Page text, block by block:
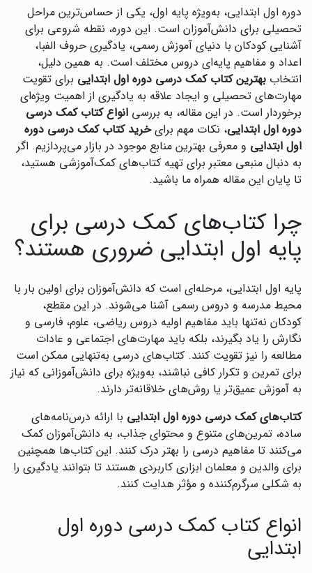
دوره اول ابتدایی، به‌ویژه پایه اول، یکی از حساس‌ترین مراحل
تحصیلی برای دانش‌آموزان است. این دوره، نقطه شروعی برای
آشنایی کودکان با دنیای آموزش رسمی، یادگیری حروف الفبا،
اعداد و مفاهیم پایه‌ای دروس مختلف است. به همین دلیل،
انتخاب بهترین کتاب کمک درسی دوره اول ابتدایی برای تقویت
مهارت‌های تحصیلی و ایجاد علاقه به یادگیری از اهمیت ویژه‌ای
برخوردار است. در این مقاله، به بررسی انواع کتاب کمک درسی
دوره اول ابتدایی، نکات مهم برایخرید کتاب کمک درسی دوره
اول ابتدایی و معرفی بهترین منابع موجود در بازار می‌پردازیم. اگر
به دنبال منبعی معتبر برای تهیه کتاب‌های کمک‌آموزشی هستید،
تا پایان این مقاله همراه ما باشید.
چرا کتاب‌های کمک درسی برای
پایه اول ابتدایی ضروری هستند؟
پایه اول ابتدایی، مرحله‌ای است که دانش‌آموزان برای اولین بار با
محیط مدرسه و دروس رسمی آشنا می‌شوند. در این مقطع،
کودکان نه‌تنها باید مفاهیم اولیه دروس ریاضی، علوم، فارسی و
نگارش را یاد بگیرند، بلکه باید مهارت‌های اجتماعی و عادات
مطالعه را نیز تقویت کنند. کتاب‌های درسی به‌تنهایی ممکن است
برای تمرین و تکرار کافی نباشند، به‌ویژه برای دانش‌آموزانی که نیاز
به آموزش عمیق‌تر یا روش‌های خلاقانه‌تر دارند.
کتاب‌های کمک درسی دوره اول ابتدایی با ارائه درس‌نامه‌های
ساده، تمرین‌های متنوع و محتوای جذاب، به دانش‌آموزان کمک
می‌کنند تا مفاهیم درسی را بهتر درک کنند. این کتاب‌ها همچنین
برای والدین و معلمان ابزاری کاربردی هستند تا بتوانند یادگیری را
به شکلی سرگرم‌کننده و مؤثر هدایت کنند.
انواع کتاب کمک درسی دوره اول
ابتدایی